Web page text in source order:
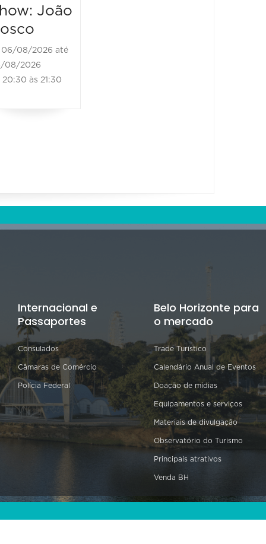
João
06/08/2026 até
08/2026
às 21:30
Internacional e
Passaportes
Consulados
Câmaras de Comércio
Polícia Federal
Belo Horizonte para
o mercado
Trade Turístico
Calendário Anual de Eventos
Doação de mídias
Equipamentos e serviços
Materiais de divulgação
Observatório do Turismo
Principais atrativos
Venda BH